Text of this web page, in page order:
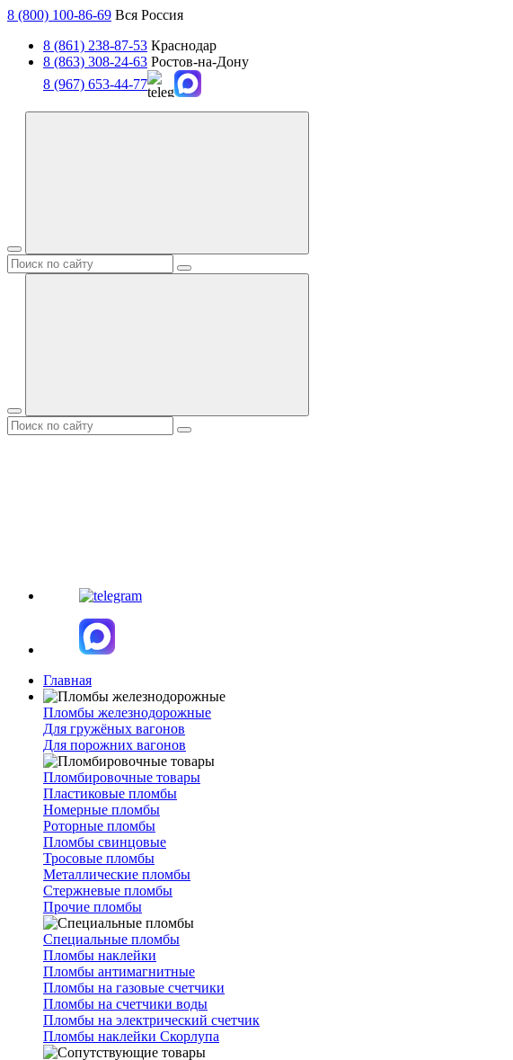
8 (800) 100-86-69 Вся Россия
8 (861) 238-87-53 Краснодар
8 (863) 308-24-63 Ростов-на-Дону
8 (967) 653-44-77
Главная
Пломбы железнодорожные
Для гружёных вагонов
Для порожних вагонов
Пломбировочные товары
Пластиковые пломбы
Номерные пломбы
Роторные пломбы
Пломбы свинцовые
Тросовые пломбы
Металлические пломбы
Стержневые пломбы
Прочие пломбы
Специальные пломбы
Пломбы наклейки
Пломбы антимагнитные
Пломбы на газовые счетчики
Пломбы на счетчики воды
Пломбы на электрический счетчик
Пломбы наклейки Скорлупа